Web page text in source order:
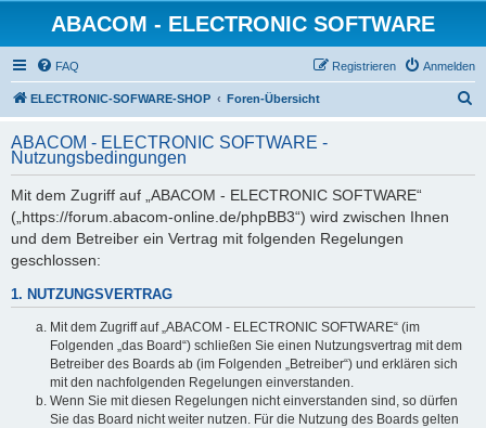
ABACOM - ELECTRONIC SOFTWARE
FAQ Anmelden
Registrieren
ELECTRONIC-SOFWARE-SHOP Foren-Übersicht
h
ABACOM - ELECTRONIC SOFTWARE -
Nutzungsbedingungen
Mit dem Zugriff auf „ABACOM - ELECTRONIC SOFTWARE“
(„https://forum.abacom-online.de/phpBB3“) wird zwischen Ihnen
und dem Betreiber ein Vertrag mit folgenden Regelungen
geschlossen:
1. NUTZUNGSVERTRAG
Mit dem Zugriff auf „ABACOM - ELECTRONIC SOFTWARE“ (im
Folgenden „das Board“) schließen Sie einen Nutzungsvertrag mit dem
Betreiber des Boards ab (im Folgenden „Betreiber“) und erklären sich
mit den nachfolgenden Regelungen einverstanden.
Wenn Sie mit diesen Regelungen nicht einverstanden sind, so dürfen
Sie das Board nicht weiter nutzen. Für die Nutzung des Boards gelten